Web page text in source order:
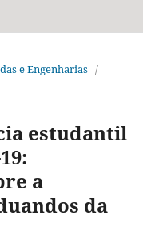
e Engenharias /
estudantil
a
da